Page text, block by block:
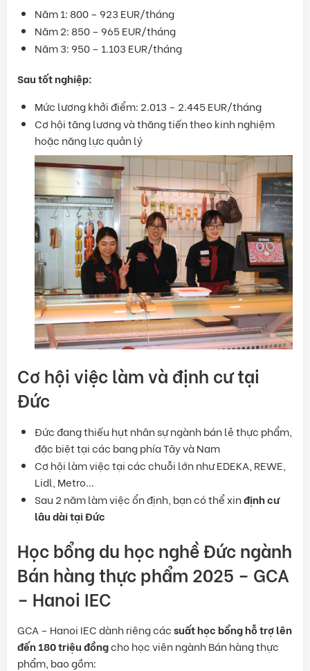
Năm 1: 800 – 923 EUR/tháng
Năm 2: 850 – 965 EUR/tháng
Năm 3: 950 – 1.103 EUR/tháng
Sau tốt nghiệp:
Mức lương khởi điểm: 2.013 – 2.445 EUR/tháng
Cơ hội tăng lương và thăng tiến theo kinh nghiệm
hoặc năng lực quản lý
Cơ hội việc làm và định cư tại
Đức
Đức đang thiếu hụt nhân sự ngành bán lẻ thực phẩm,
đặc biệt tại các bang phía Tây và Nam
Cơ hội làm việc tại các chuỗi lớn như EDEKA, REWE,
Lidl, Metro…
Sau 2 năm làm việc ổn định, bạn có thể xinđịnh cư
lâu dài tại Đức
Học bổng du học nghề Đức ngành
Bán hàng thực phẩm 2025 – GCA
– Hanoi IEC
GCA – Hanoi IEC dành riêng cácsuất học bổng hỗ trợ lên
đến 180 triệu đồngcho học viên ngành Bán hàng thực
phẩm, bao gồm: